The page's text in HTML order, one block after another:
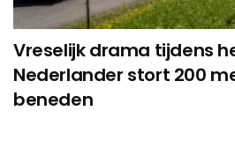
Vreselijk drama tijdens
Nederlander stort 200
beneden